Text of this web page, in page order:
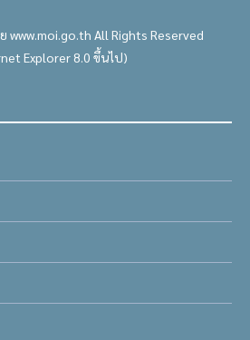
www.moi.go.th All Rights Reserved
Explorer 8.0 ขึ้นไป)